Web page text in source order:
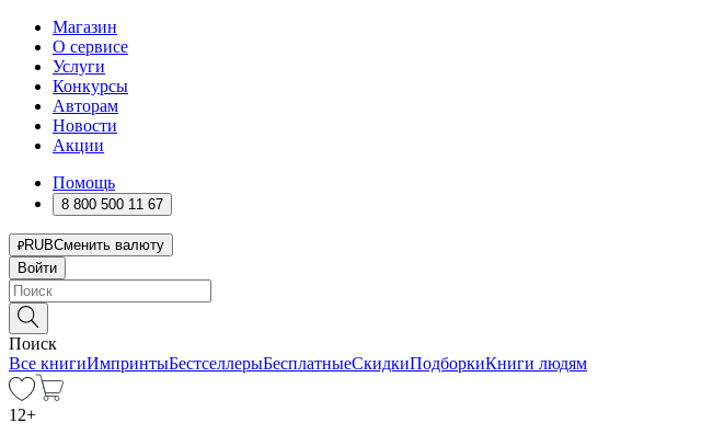
Магазин
О сервисе
Услуги
Конкурсы
Авторам
Новости
Акции
Помощь
8 800 500 11 67
RUBСменить валюту
Войти
Поиск
Все книгиИмпринтыБестселлерыБесплатныеСкидкиПодборкиКниги людям
12+